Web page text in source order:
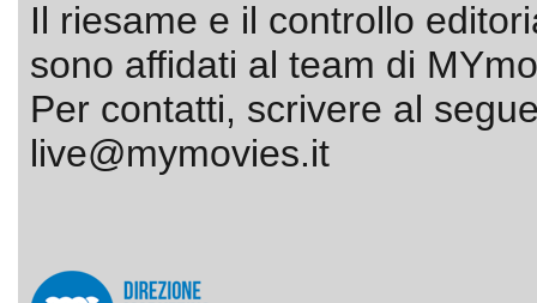
Il riesame e il controllo
sono affidati al team di
Per contatti, scrivere al
live@mymovies.it